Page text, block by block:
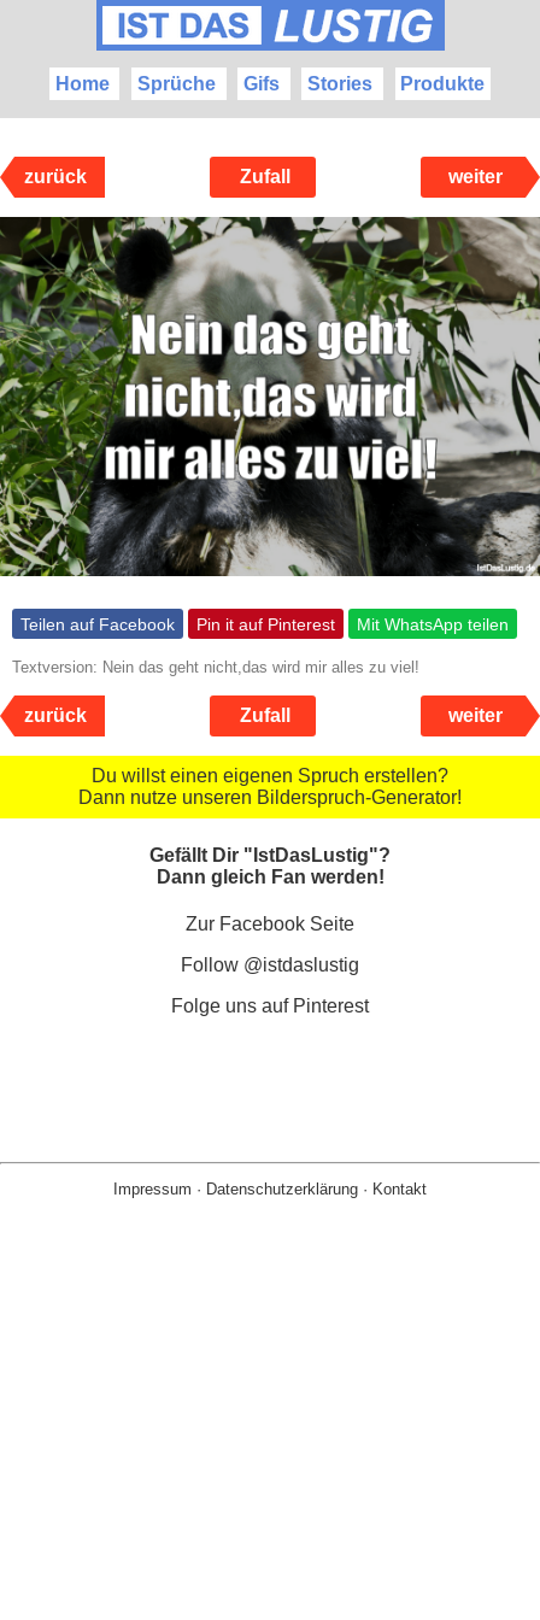
Home Sprüche Gifs Stories Produkte
zurück Zufall weiter
Teilen auf Facebook Pin it auf Pinterest Mit WhatsApp teilen
Textversion: Nein das geht nicht,das wird mir alles zu viel!
zurück Zufall weiter
Du willst einen eigenen Spruch erstellen?
Dann nutze unseren Bilderspruch-Generator!
Gefällt Dir "IstDasLustig"?
Dann gleich Fan werden!
Zur Facebook Seite
Follow @istdaslustig
Folge uns auf Pinterest
Impressum · Datenschutzerklärung · Kontakt